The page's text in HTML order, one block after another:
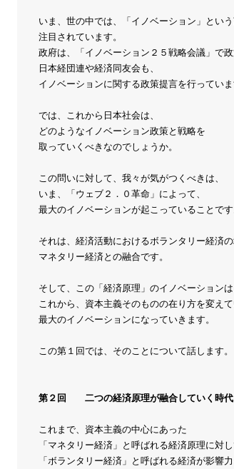
いま、世の中では、「イノベーション」とい
注目されています。
政府は、「イノベーション２５戦略会議」で政
日本経団連や経済同友会も、
イノベーションに関する政策提言を行っていま
では、これから日本社会は、
どのようなイノベーション政策と戦略を
取っていくべきなのでしょうか。
この問いに対して、我々が気がつくべきは、
いま、「ウェブ２．０革命」によって、
最大のイノベーションが起こっていることです
それは、経済活動におけるボランタリー経済の
マネタリー経済との融合です。
そして、この「経済原理」のイノベーションは
これから、資本主義そのものの在り方を変えて
最大のイノベーションになっていきます。
この第１回では、そのことについて話します。
第２回 二つの経済原理が融合していく時代
これまで、資本主義の中心にあった
「マネタリー経済」と呼ばれる経済原理に対し
「ボランタリー経済」と呼ばれる経済が影響力